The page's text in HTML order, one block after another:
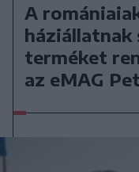
A
háziállatnak
terméket
az eMAG